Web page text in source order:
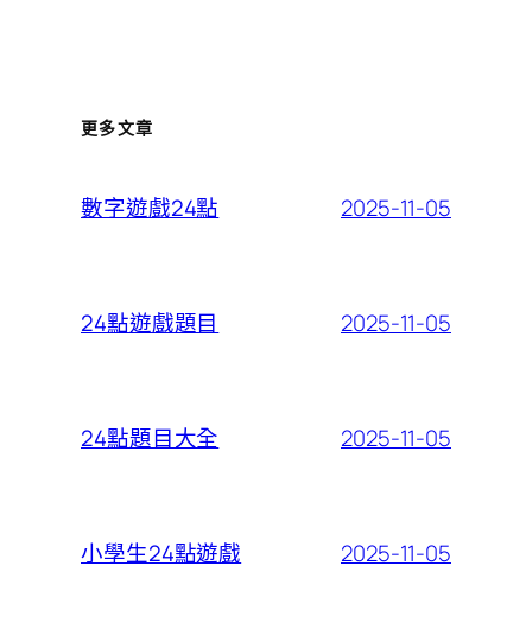
更多文章
數字遊戲24點 2025-11-05
24點遊戲題目 2025-11-05
24點題目大全 2025-11-05
小學生24點遊戲 2025-11-05